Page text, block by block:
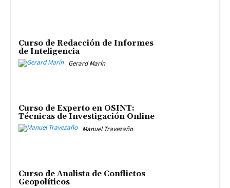
Curso de Redacción de Informes
de Inteligencia
Gerard Marín
Curso de Experto en OSINT:
Técnicas de Investigación Online
Manuel Travezaño
Curso de Analista de Conflictos
Geopolíticos